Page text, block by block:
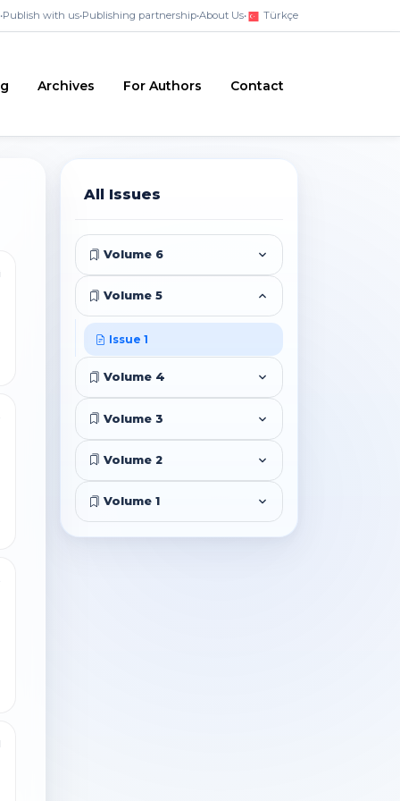
•Publish with us•Publishing partnership•About Us• Türkçe
Archives For Authors Contact
All Issues
Volume 6
Volume 5
Issue 1
Volume 4
Volume 3
Volume 2
Volume 1